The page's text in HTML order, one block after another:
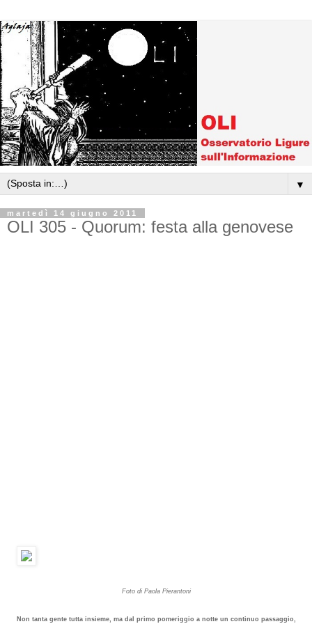
▼
martedì 14 giugno 2011
OLI 305 - Quorum: festa alla genovese
Foto di Paola Pierantoni
Non tanta gente tutta insieme, ma dal primo pomeriggio a notte un continuo passaggio,